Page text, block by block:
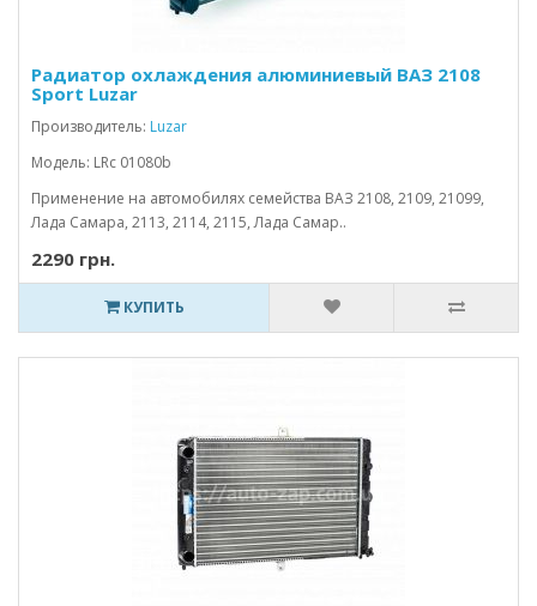
Радиатор охлаждения алюминиевый ВАЗ 2108
Sport Luzar
Производитель: Luzar
Модель: LRc 01080b
Применение на автомобилях семейства ВАЗ 2108, 2109, 21099,
Лада Самара, 2113, 2114, 2115, Лада Самар..
2290 грн.
КУПИТЬ